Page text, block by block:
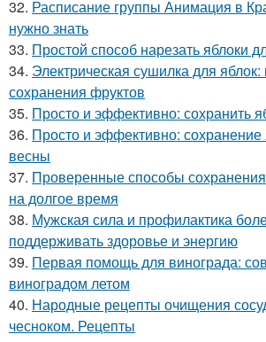
32. Расписание группы Анимация в
нужно знать
33. Простой способ нарезать яблоки
34. Электрическая сушилка для
сохранения фруктов
35. Просто и эффективно: сохранить
36. Просто и эффективно:
весны
37. Проверенные способы
на долгое время
38. Мужская сила и профилактика
поддерживать здоровье и энергию
39. Первая помощь для винограда:
виноградом летом
40. Народные рецепты очищения
чесноком. Рецепты